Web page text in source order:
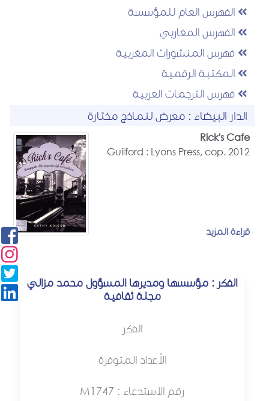
الفهرس العام للمؤسسة
الفهرس المغاربي
فهرس المنشورات المغربية
المكتبة الرقمية
فهرس الترجمات العربية
الدار البيضاء : معرض لنماذج مختارة
Rick's Cafe
Guilford : Lyons Press, cop. 2012
قراءة المزيد
الفكر : مؤسسها ومديرها المسؤول محمد مزالي
مجلة ثقافية
الفكر
الأعداد المتوفرة
رقم الاستدعاء : M1747